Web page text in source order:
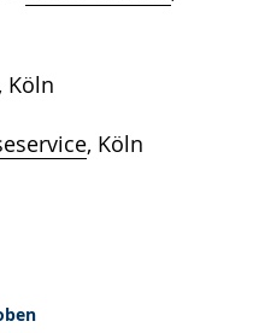
, Köln
, Köln